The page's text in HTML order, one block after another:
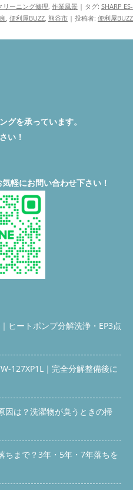
リーニング修理, 作業風景 | タグ: SHARP ES-
, 便利屋BUZZ, 熊谷市 | 投稿者: 便利屋BUZZ
グを承っています。
い！
軽にお問い合わせ下さい！
ヒートポンプ分解洗浄・EP3点
127XP1L｜完全分解整備後に
因は？洗濯物が臭うときの掃
ちまで？3年・5年・7年落ちを